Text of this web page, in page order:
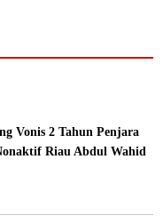
Vonis 2 Tahun Penjara
Riau Abdul Wahid